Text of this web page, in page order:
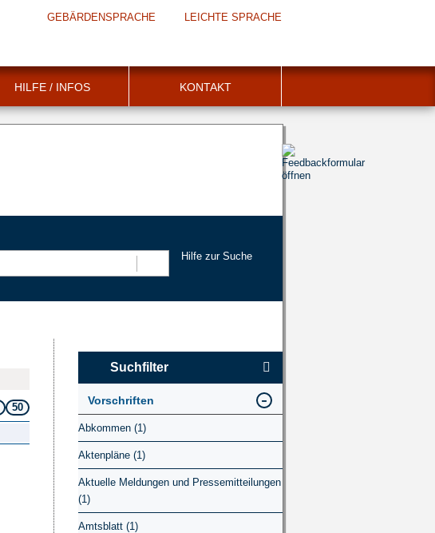
GEBÄRDENSPRACHE LEICHTE SPRACHE
HILFE / INFOS KONTAKT
Hilfe zur Suche
50
Suchfilter
Vorschriften
Abkommen (1)
Aktenpläne (1)
Aktuelle Meldungen und Pressemitteilungen
(1)
Amtsblatt (1)